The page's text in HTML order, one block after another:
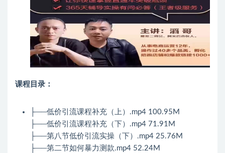
课程目录：
├──低价引流课程补充（上）.mp4 100.95M
├──低价引流课程补充（下）.mp4 71.91M
├──第八节低价引流实操（下）.mp4 25.76M
├──第二节如何暴力测款.mp4 52.24M